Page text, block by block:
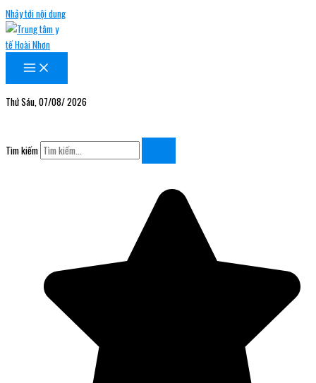
Nhảy tới nội dung
Thứ Sáu, 07/08/ 2026
Tìm kiếm